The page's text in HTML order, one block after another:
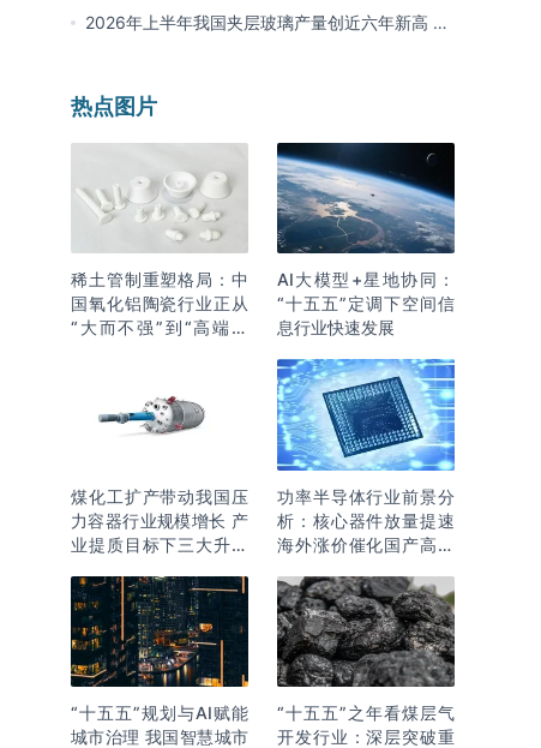
重量箱 同比下降5.7% 其中河北产量最多 占比
2026年上半年我国夹层玻璃产量创近六年新高 约
热点图片
稀土管制重塑格局：中
国氧化铝陶瓷行业正从
“大而不强”到“高端突
AI大模型+星地协同：
“十五五”定调下空间信
息行业快速发展
煤化工扩产带动我国压
力容器行业规模增长 产
业提质目标下三大升级
功率半导体行业前景分
析：核心器件放量提速
海外涨价催化国产高端
“十五五”规划与AI赋能
城市治理 我国智慧城市
“十五五”之年看煤层气
开发行业：深层突破重